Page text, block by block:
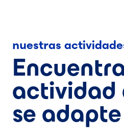
nuestras
actividad
se